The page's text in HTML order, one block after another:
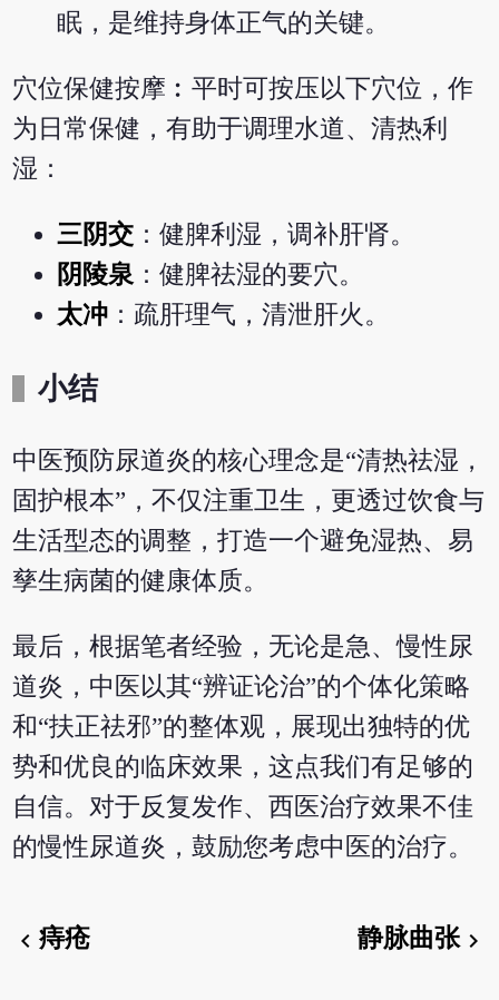
眠，是维持身体正气的关键。
穴位保健按摩︰平时可按压以下穴位，作
为日常保健，有助于调理水道、清热利
湿：
三阴交 ：健脾利湿，调补肝肾。
阴陵泉 ：健脾祛湿的要穴。
太冲 ：疏肝理气，清泄肝火。
小结
中医预防尿道炎的核心理念是“清热祛湿，
固护根本”，不仅注重卫生，更透过饮食与
生活型态的调整，打造一个避免湿热、易
孳生病菌的健康体质。
最后，根据笔者经验，无论是急、慢性尿
道炎，中医以其“辨证论治”的个体化策略
和“扶正祛邪”的整体观，展现出独特的优
势和优良的临床效果，这点我们有足够的
自信。对于反复发作、西医治疗效果不佳
的慢性尿道炎，鼓励您考虑中医的治疗。
chevron_left痔疮 静脉曲张chevron_right